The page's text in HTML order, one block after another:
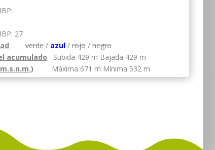
27
verde/ azul /rojo/negro
acumulado
Subida 429 m Bajada 429 m
Máxima 671 m Mínima 532 m